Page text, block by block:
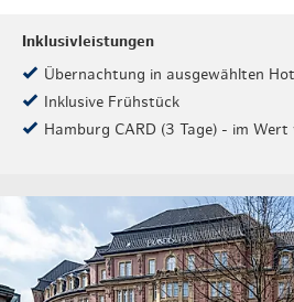
Inklusivleistungen
Übernachtung in ausgewählten
Inklusive Frühstück
Hamburg CARD (3 Tage) - im